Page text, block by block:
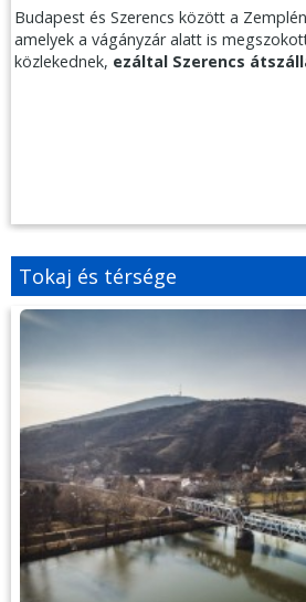
Budapest és Szerencs között a
amelyek a vágányzár alatt is
közlekednek, ezáltal Szerencs
Tokaj és térsége